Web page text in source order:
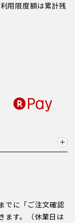
用限度額は累計残
でに「ご注文確認
ます。（休業日は